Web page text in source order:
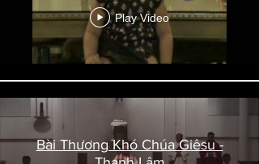
Play Video
Bài Thương Khó Chúa Giêsu -